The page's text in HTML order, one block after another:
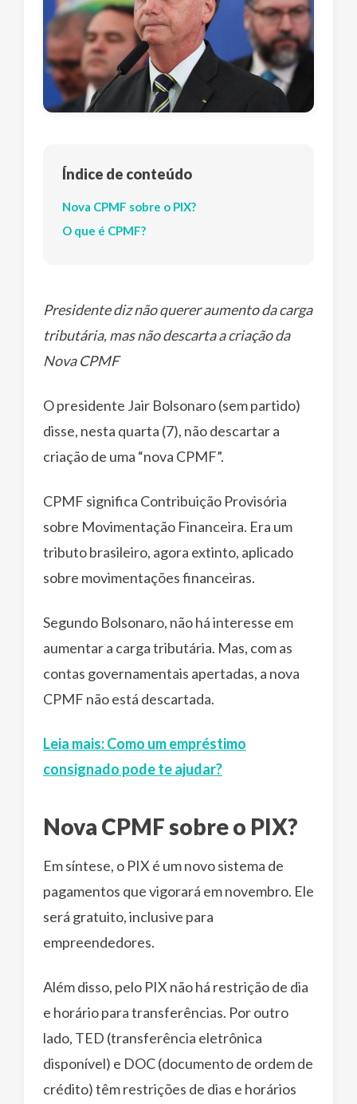
Índice de conteúdo
Nova CPMF sobre o PIX?
O que é CPMF?
Presidente diz não querer aumento da carga
tributária, mas não descarta a criação da
Nova CPMF
O presidente Jair Bolsonaro (sem partido)
disse, nesta quarta (7), não descartar a
criação de uma “nova CPMF”.
CPMF significa Contribuição Provisória
sobre Movimentação Financeira. Era um
tributo brasileiro, agora extinto, aplicado
sobre movimentações financeiras.
Segundo Bolsonaro, não há interesse em
aumentar a carga tributária. Mas, com as
contas governamentais apertadas, a nova
CPMF não está descartada.
Leia mais: Como um empréstimo
consignado pode te ajudar?
Nova CPMF sobre o PIX?
Em síntese, o PIX é um novo sistema de
pagamentos que vigorará em novembro. Ele
será gratuito, inclusive para
empreendedores.
Além disso, pelo PIX não há restrição de dia
e horário para transferências. Por outro
lado, TED (transferência eletrônica
disponível) e DOC (documento de ordem de
crédito) têm restrições de dias e horários